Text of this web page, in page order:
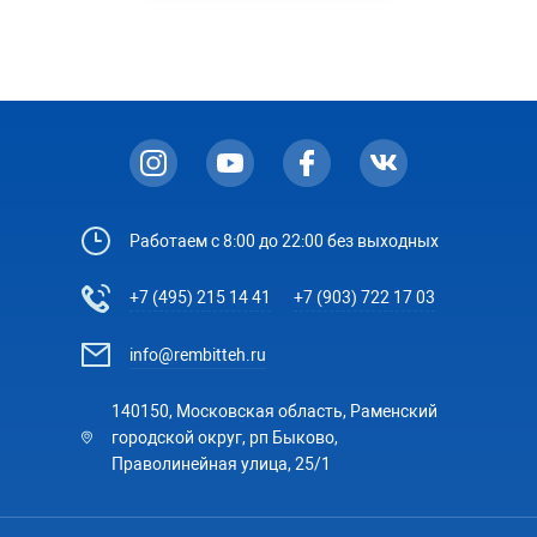
Работаем с 8:00 до 22:00 без выходных
+7 (495) 215 14 41 +7 (903) 722 17 03
info@rembitteh.ru
140150, Московская область, Раменский
городской округ, рп Быково,
Праволинейная улица, 25/1